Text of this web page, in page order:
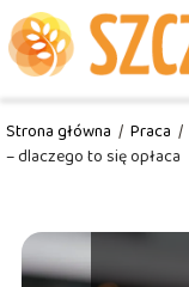
Strona główna / Praca /
– dlaczego to się opłaca